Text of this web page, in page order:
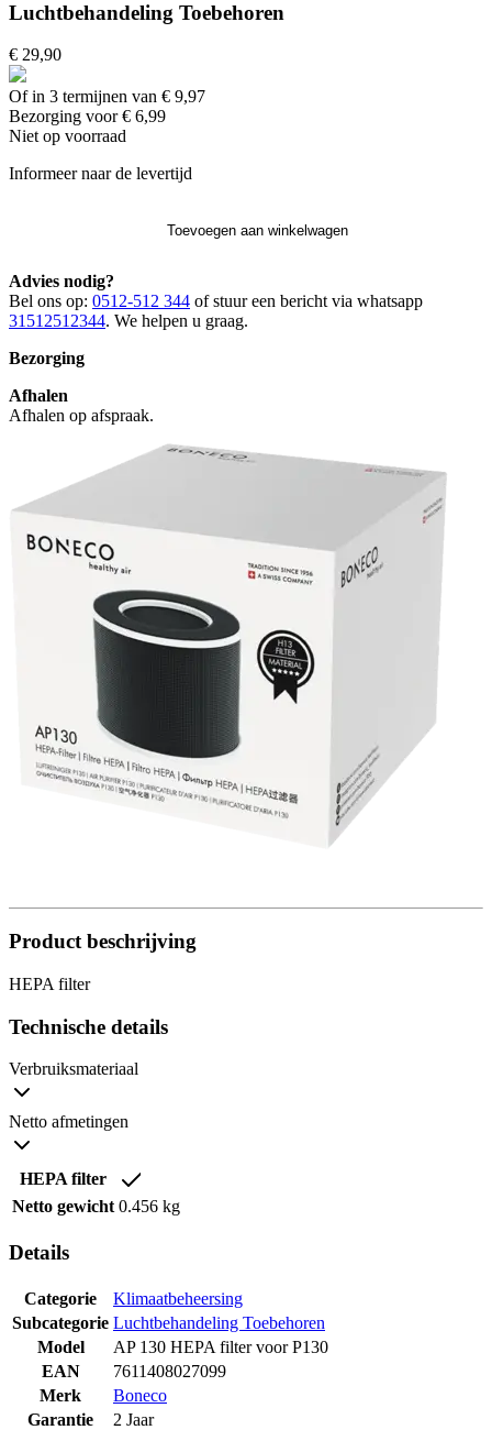
Luchtbehandeling Toebehoren
€ 29,90
Of in 3 termijnen van € 9,97
Bezorging voor € 6,99
Niet op voorraad
Informeer naar de levertijd
Toevoegen aan winkelwagen
Advies nodig?
Bel ons op: 0512-512 344 of stuur een bericht via whatsapp
31512512344. We helpen u graag.
Bezorging
Afhalen
Afhalen op afspraak.
Product beschrijving
HEPA filter
Technische details
Verbruiksmateriaal
Netto afmetingen
HEPA filter
Netto gewicht 0.456 kg
Details
Categorie
Klimaatbeheersing
Subcategorie Luchtbehandeling Toebehoren
Model
AP 130 HEPA filter voor P130
EAN
7611408027099
Merk
Boneco
Garantie
2 Jaar